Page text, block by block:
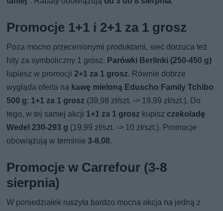
Promocje 1+1 i 2+1 za 1 grosz
Poza mocno przecenionymi produktami, sieć dorzuca też
hity za symboliczny 1 grosz. Parówki Berlinki (250-450 g)
łapiesz w promocji2+1 za 1 grosz. Równie dobrze
wygląda oferta na kawę mieloną Eduscho Family Tchibo
500 g: 1+1 za 1 grosz (39,98 zł/szt. -> 19,99 zł/szt.). Do
tego, w tej samej akcji 1+1 za 1 grosz kupisz czekoladę
Wedel 230-293 g (19,99 zł/szt. -> 10 zł/szt.). Promocje
obowiązują w terminie3-8.08.
Promocje w Carrefour (3-8
sierpnia)
W poniedziałek ruszyła bardzo mocna akcja na jedną z